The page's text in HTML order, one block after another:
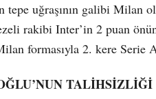
tepe uğraşının galibi
rakibi Inter’in 2 puan
formasıyla 2. kere Serie
TALİHSİZLİĞİ